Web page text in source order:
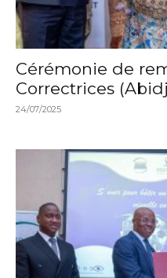
Cérémonie de
Correctrices
24/07/2025